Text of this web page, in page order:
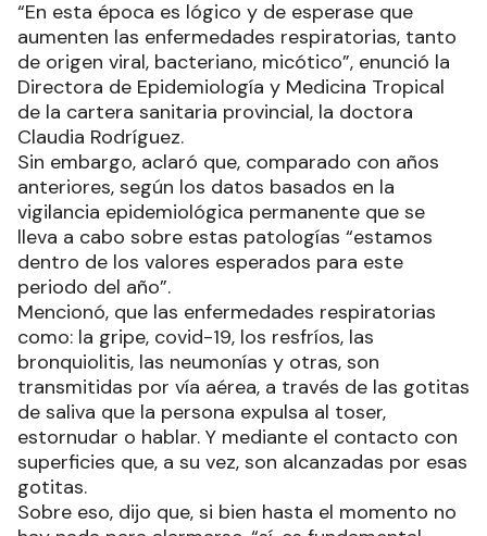
“En esta época es lógico y de esperase que
aumenten las enfermedades respiratorias, tanto
de origen viral, bacteriano, micótico”, enunció la
Directora de Epidemiología y Medicina Tropical
de la cartera sanitaria provincial, la doctora
Claudia Rodríguez.
Sin embargo, aclaró que, comparado con años
anteriores, según los datos basados en la
vigilancia epidemiológica permanente que se
lleva a cabo sobre estas patologías “estamos
dentro de los valores esperados para este
periodo del año”.
Mencionó, que las enfermedades respiratorias
como: la gripe, covid-19, los resfríos, las
bronquiolitis, las neumonías y otras, son
transmitidas por vía aérea, a través de las gotitas
de saliva que la persona expulsa al toser,
estornudar o hablar. Y mediante el contacto con
superficies que, a su vez, son alcanzadas por esas
gotitas.
Sobre eso, dijo que, si bien hasta el momento no